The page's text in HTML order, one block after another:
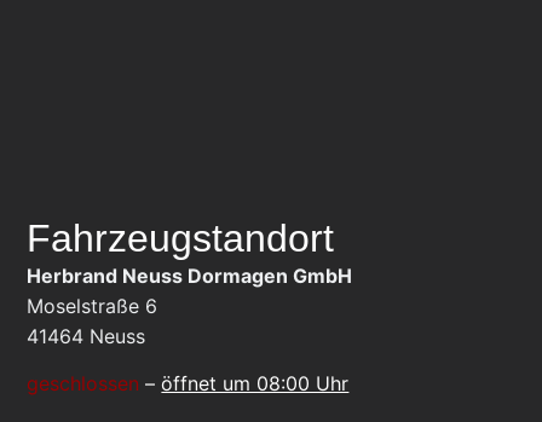
Fahrzeugstandort
Herbrand Neuss Dormagen GmbH
Moselstraße 6
41464 Neuss
geschlossen –öffnet um 08:00 Uhr